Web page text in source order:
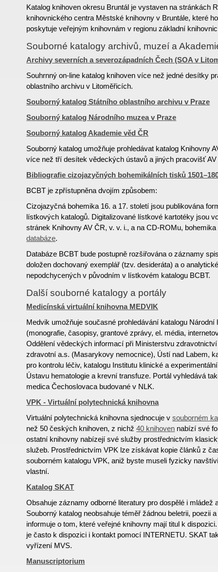
Katalog knihoven okresu Bruntál je vystaven na stránkách
knihovnického centra Městské knihovny v Bruntále, které
poskytuje veřejným knihovnám v regionu základní
Souborné katalogy archivů, muzeí a
Archivy severních a severozápadních Čech (SOA v
Souhrnný on-line katalog knihoven více než jedné desítky
oblastního archivu v Litoměřicích.
Souborný katalog Státního oblastního archivu v Praze
Souborný katalog Národního muzea v Praze
Souborný katalog Akademie věd ČR
Souborný katalog umožňuje prohledávat katalog Knihovny
více než tří desítek vědeckých ústavů a jiných pracovišť
Bibliografie cizojazyčných bohemikálních tisků
BCBT je zpřístupněna dvojím způsobem:
Cizojazyčná bohemika 16. a 17. století jsou publikována
lístkových katalogů. Digitalizované lístkové kartotéky jsou
stránek Knihovny AV ČR, v. v. i., a na CD-ROMu,
databáze.
Databáze BCBT bude postupně rozšiřována o záznamy
doložen dochovaný exemplář (tzv. desideráta) a o
nepodchycených v původním v lístkovém katalogu BCBT.
Další souborné katalogy a portály
Medicínská virtuální knihovna MEDVIK
Medvik umožňuje současné prohledávání katalogu Národní
(monografie, časopisy, grantové zprávy, el. média,
Oddělení vědeckých informací při Ministerstvu
zdravotní a.s. (Masarykovy nemocnice), Ústí nad Labem,
pro kontrolu léčiv, katalogu Institutu klinické a
Ústavu hematologie a krevní transfuze. Portál vyhledává
medica Čechoslovaca budované v NLK.
VPK - Virtuální polytechnická knihovna
Virtuální polytechnická knihovna sjednocuje vsouborném
než 50 českých knihoven, z nichž40 knihoven nabízí své
ostatní knihovny nabízejí své služby prostřednictvím
služeb. Prostřednictvím VPK lze získávat kopie článků z
souborném katalogu VPK, aniž byste museli fyzicky
vlastní.
Katalog SKAT
Obsahuje záznamy odborné literatury pro dospělé i mládež
Souborný katalog neobsahuje téměř žádnou beletrii, poezii
informuje o tom, které veřejné knihovny mají titul k
je často k dispozici i kontakt pomocí INTERNETU. SKAT
vyřízení MVS.
Manuscriptorium